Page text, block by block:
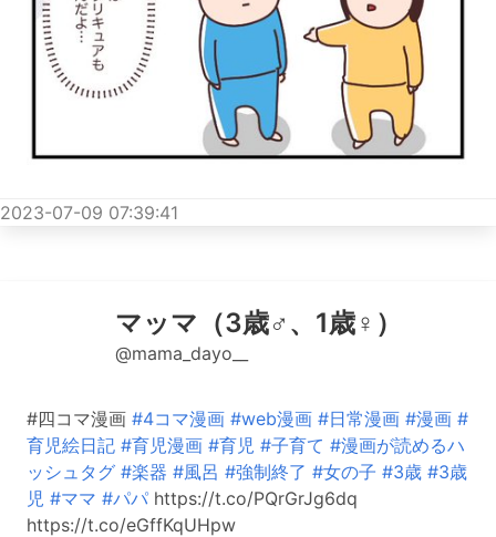
2023-07-09 07:39:41
マッマ（3歳♂、1歳♀）
@mama_dayo__
#四コマ漫画 #4コマ漫画 #web漫画 #日常漫画 #漫画 #
育児絵日記 #育児漫画 #育児 #子育て #漫画が読めるハ
ッシュタグ #楽器 #風呂 #強制終了 #女の子 #3歳 #3歳
児 #ママ #パパ https://t.co/PQrGrJg6dq
https://t.co/eGffKqUHpw